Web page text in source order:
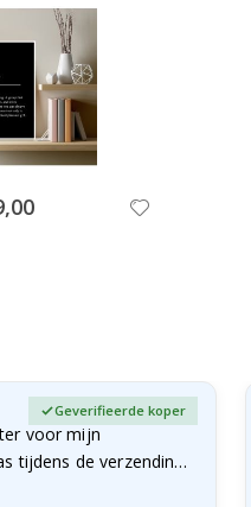
voor mijn
tijdens de verzending
Geverifieerde koper